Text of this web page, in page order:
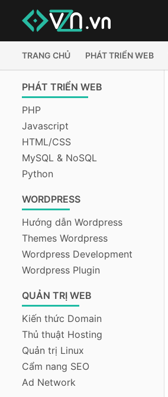
TRANG CHỦ PHÁT TRIỂN WEB
PHÁT TRIỂN WEB
PHP
Javascript
HTML/CSS
MySQL & NoSQL
Python
WORDPRESS
Hướng dẫn Wordpress
Themes Wordpress
Wordpress Development
Wordpress Plugin
QUẢN TRỊ WEB
Kiến thức Domain
Thủ thuật Hosting
Quản trị Linux
Cẩm nang SEO
Ad Network